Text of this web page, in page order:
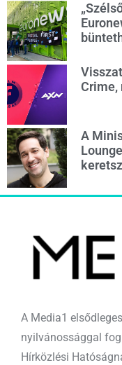
Crime,
A
A Media1
nyilvánossággal
Hírközlési